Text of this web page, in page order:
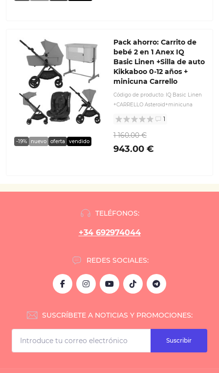
-19% nuevo oferta vendido
Pack ahorro: Carrito de
bebé 2 en 1 Anex IQ
Basic Linen +Silla de auto
Kikkaboo 0-12 años +
minicuna Carrello
Código de producto: IQ Basic Linen
+CARRELLO Asteroid+minicuna
1
1 160.00 €
943.00 €
TELÉFONOS:
+34 692974044
REDES SOCIALES:
SUSCRÍBETE A NOTICIAS Y PROMOCIONES:
Suscribir